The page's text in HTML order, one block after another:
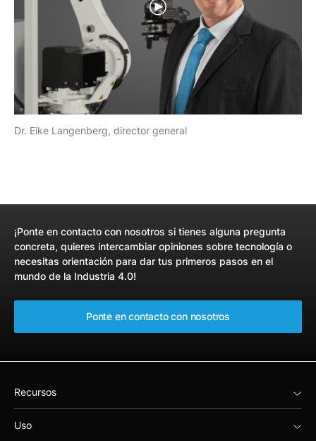
Dr. Eike Langenberg, director general
¡Ponte en contacto con nosotros si tienes alguna pregunta
concreta, quieres intercambiar opiniones sobre tecnología o
necesitas orientación para dar tus primeros pasos en el
mundo de la Industria 4.0!
Ponte en contacto con nosotros
Recursos
Uso